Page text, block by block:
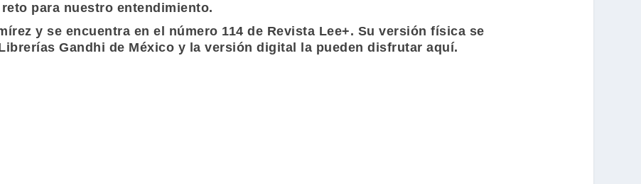
para nuestro entendimiento.
y se encuentra en el número 114 de Revista Lee+. Su versión física se
Gandhi de México y la versión digital la pueden disfrutar aquí.